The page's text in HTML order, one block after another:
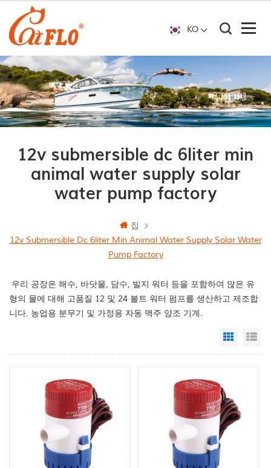
KO
12v submersible dc 6liter min
animal water supply solar
water pump factory
집
12v Submersible Dc 6liter Min Animal Water Supply Solar Water
Pump Factory
우리 공장은 해수, 바닷물, 담수, 빌지 워터 등을 포함하여 많은 유
형의 물에 대해 고품질 12 및 24 볼트 워터 펌프를 생산하고 제조합
니다. 농업용 분무기 및 가정용 자동 맥주 양조 기계.
Grid